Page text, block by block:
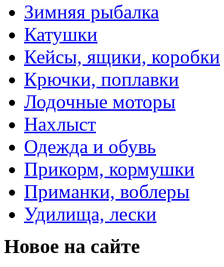
Зимняя рыбалка
Катушки
Кейсы, ящики, коробки
Крючки, поплавки
Лодочные моторы
Нахлыст
Одежда и обувь
Прикорм, кормушки
Приманки, воблеры
Удилища, лески
Новое на сайте